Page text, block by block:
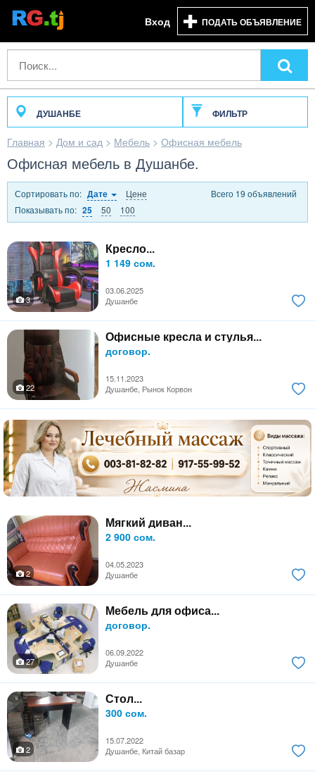
Вход ПОДАТЬ ОБЪЯВЛЕНИЕ
ДУШАНБЕ ФИЛЬТР
Главная > Дом и сад > Мебель > Офисная мебель
Офисная мебель в Душанбе.
Сортировать по: Дате
Цене
Показывать по: 25 50 100
Всего 19 объявлений
Кресло...
1 149 сом.
03.06.2025
3
Душанбе
Офисные кресла и стулья...
договор.
15.11.2023
22
Душанбе, Рынок Корвон
Мягкий диван...
2 900 сом.
04.05.2023
2
Душанбе
Мебель для офиса...
договор.
06.09.2022
27
Душанбе
Стол...
300 сом.
15.07.2022
2
Душанбе, Китай базар